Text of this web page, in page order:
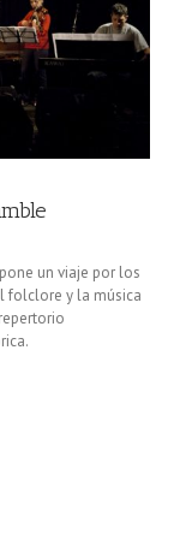
un viaje por los
folclore y la música